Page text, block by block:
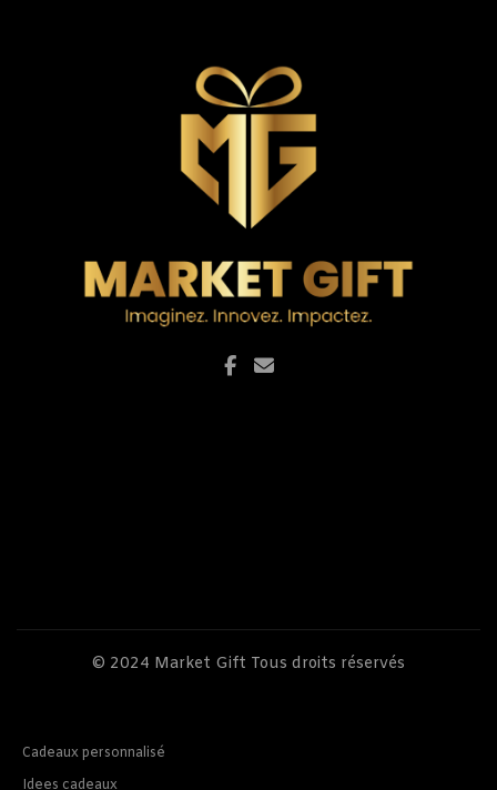
© 2024 Market Gift Tous droits réservés
Cadeaux personnalisé
Idees cadeaux